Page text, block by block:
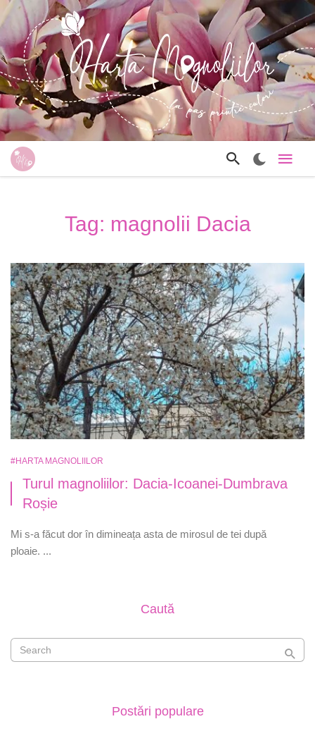
Tag: magnolii Dacia
#HARTA MAGNOLIILOR
Turul magnoliilor: Dacia-Icoanei-Dumbrava
Roșie
Mi s-a făcut dor în dimineața asta de mirosul de tei după
ploaie. ...
Caută
Postări populare